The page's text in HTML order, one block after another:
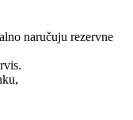
naručuju rezervne